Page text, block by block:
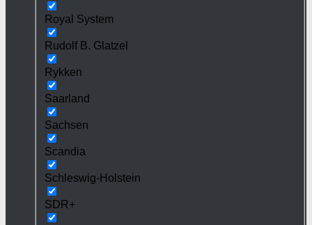
Royal System
Rudolf B. Glatzel
Rykken
Saarland
Sachsen
Scandia
Schleswig-Holstein
SDR+